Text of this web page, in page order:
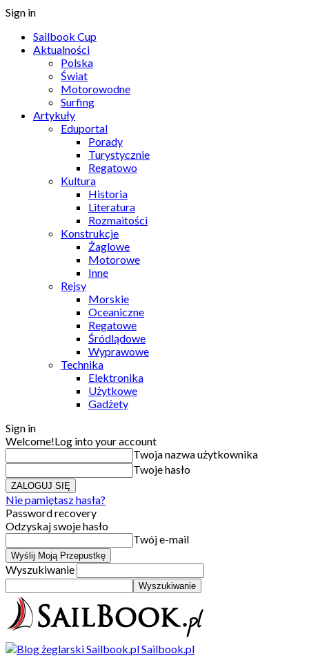
Sign in
Sailbook Cup
Aktualności
Polska
Świat
Motorowodne
Surfing
Artykuły
Eduportal
Porady
Turystycznie
Regatowo
Kultura
Historia
Literatura
Rozmaitości
Konstrukcje
Żaglowe
Motorowe
Inne
Rejsy
Morskie
Oceaniczne
Regatowe
Śródlądowe
Wyprawowe
Technika
Elektronika
Użytkowe
Gadżety
Sign in
Welcome!Log into your account
Twoja nazwa użytkownika
Twoje hasło
Nie pamiętasz hasła?
Password recovery
Odzyskaj swoje hasło
Twój e-mail
Wyszukiwanie
Sailbook.pl